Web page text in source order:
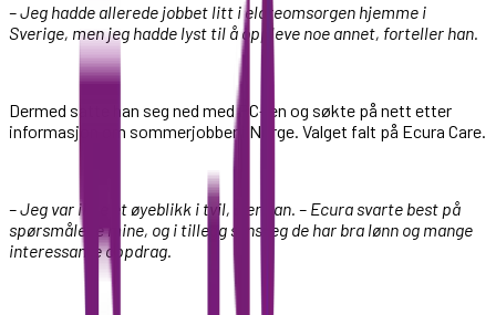
– Jeg hadde allerede jobbet litt i eldreomsorgen hjemme i
Sverige, men jeg hadde lyst til å oppleve noe annet, forteller han.
Dermed satte han seg ned med PC- en og søkte på nett etter
informasjon om sommerjobber i Norge. Valget falt på Ecura Care.
– Jeg var ikke et øyeblikk i tvil, sier han. – Ecura svarte best på
spørsmålene mine, og i tillegg syns jeg de har bra lønn og mange
interessante oppdrag.